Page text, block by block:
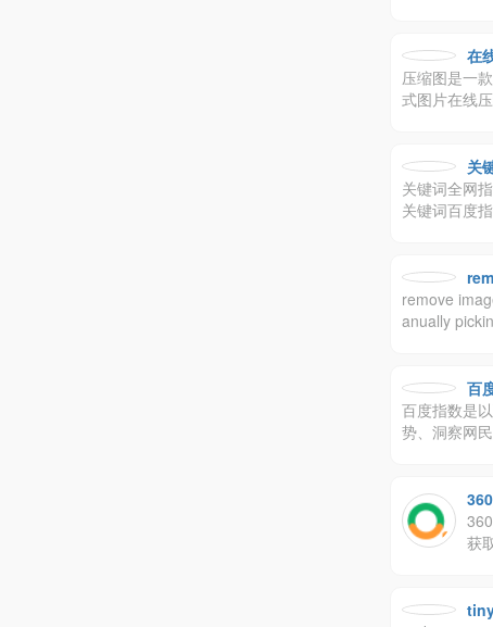
在
压缩图是一
式图片在线
率，以及图关
关键词全网
关键词百度
remove
anually
百
百度指数是
势、洞察网
获